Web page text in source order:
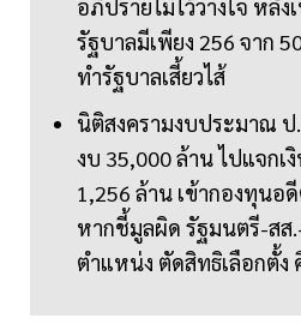
อภิปรายไม่ไว้วางใจ หลัง
รัฐบาลมีเพียง 256 จาก
ทำรัฐบาลเสี้ยวไส้
นิติสงครามงบประมาณ
งบ 35,000 ล้าน ไปแจกเ
1,256 ล้าน เข้ากองทุนอ
หากชี้มูลผิด รัฐมนตรี-สส
ตำแหน่ง ตัดสิทธิเลือกตั้ง